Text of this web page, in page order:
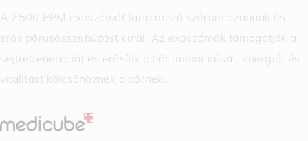
A 7500 PPM exoszómát tartalmazó szérum azonnali és
erős pórusösszehúzást kínál. Az exoszómák támogatják a
sejtregenerációt és erősítik a bőr immunitását, energiát és
vitalitást kölcsönöznek a bőrnek.